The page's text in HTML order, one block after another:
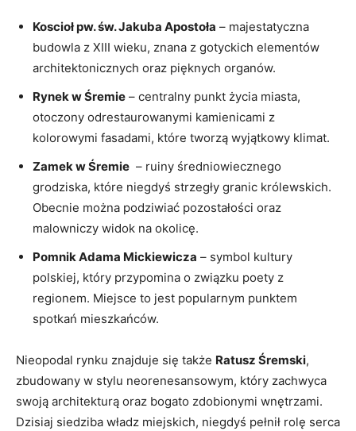
Koscioł pw. św. Jakuba Apostoła – majestatyczna‌
budowla​ z ‌XIII wieku, znana z gotyckich elementów
architektonicznych oraz pięknych⁣ organów.
Rynek w Śremie – centralny punkt⁢ życia miasta,
otoczony odrestaurowanymi ‍kamienicami z
kolorowymi fasadami, które tworzą wyjątkowy klimat.
Zamek w Śremie ⁣ – ‍ruiny⁤ średniowiecznego
grodziska, które niegdyś strzegły granic królewskich.
Obecnie można podziwiać pozostałości oraz
malowniczy widok⁤ na ​okolicę.
Pomnik Adama Mickiewicza – symbol kultury
polskiej, który ⁣przypomina o związku poety ⁤z
regionem. Miejsce to ⁤jest popularnym⁤ punktem
spotkań ⁤mieszkańców.
Nieopodal rynku znajduje⁤ się ‍także Ratusz Śremski,‍
zbudowany w stylu ‌neorenesansowym, który zachwyca
swoją architekturą⁢ oraz​ bogato‍ zdobionymi wnętrzami.
Dzisiaj‍ siedziba władz miejskich, niegdyś pełnił rolę serca